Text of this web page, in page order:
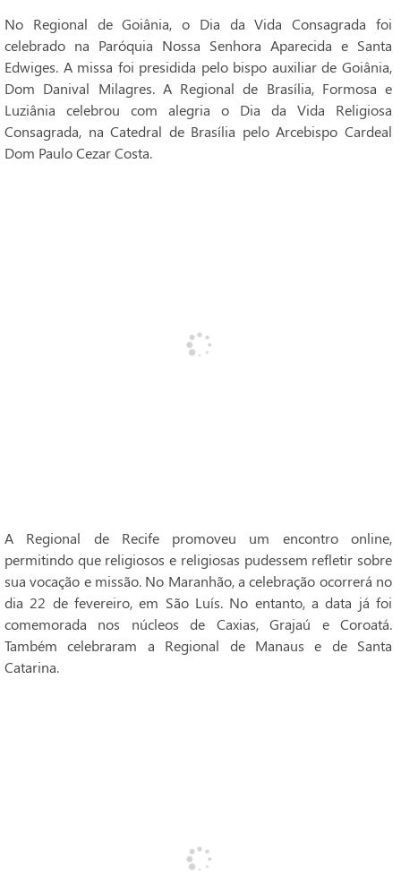
No Regional de Goiânia, o Dia da Vida Consagrada foi
celebrado na Paróquia Nossa Senhora Aparecida e Santa
Edwiges. A missa foi presidida pelo bispo auxiliar de Goiânia,
Dom Danival Milagres. A Regional de Brasília, Formosa e
Luziânia celebrou com alegria o Dia da Vida Religiosa
Consagrada, na Catedral de Brasília pelo Arcebispo Cardeal
Dom Paulo Cezar Costa.
A Regional de Recife promoveu um encontro online,
permitindo que religiosos e religiosas pudessem refletir sobre
sua vocação e missão. No Maranhão, a celebração ocorrerá no
dia 22 de fevereiro, em São Luís. No entanto, a data já foi
comemorada nos núcleos de Caxias, Grajaú e Coroatá.
Também celebraram a Regional de Manaus e de Santa
Catarina.